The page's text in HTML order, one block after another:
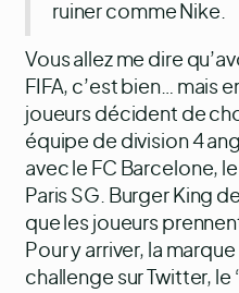
ruiner comme Nike.
Vous allez me dire
FIFA, c’est bien… mais
joueurs décident de
équipe de division 4
avec le FC Barcelone,
Paris SG. Burger King
que les joueurs
Pour y arriver, la
challenge sur Twitter,